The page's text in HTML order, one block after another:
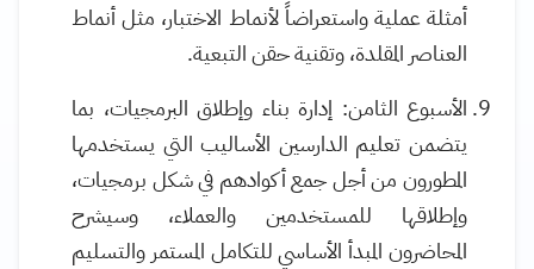
أمثلة عملية واستعراضاً لأنماط الاختبار، مثل أنماط
العناصر المقلدة، وتقنية حقن التبعية.
الأسبوع الثامن: إدارة بناء وإطلاق البرمجيات، بما
يتضمن تعليم الدارسين الأساليب التي يستخدمها
المطورون من أجل جمع أكوادهم في شكل برمجيات،
وإطلاقها للمستخدمين والعملاء، وسيشرح
المحاضرون المبدأ الأساسي للتكامل المستمر والتسليم